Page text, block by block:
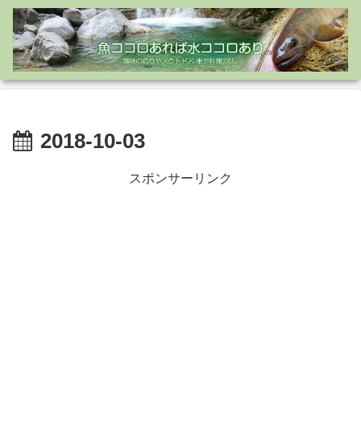
2018-10-03
スポンサーリンク